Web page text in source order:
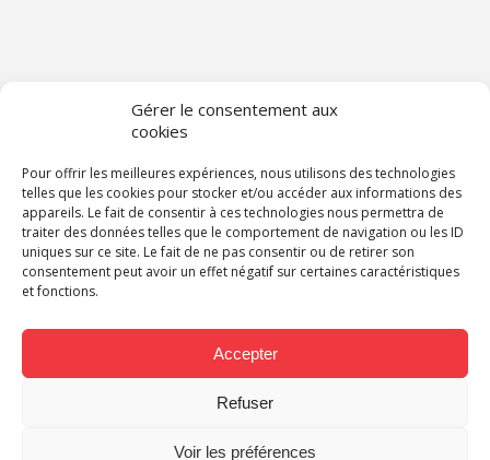
Gérer le consentement aux
cookies
Pour offrir les meilleures expériences, nous utilisons des technologies
telles que les cookies pour stocker et/ou accéder aux informations des
appareils. Le fait de consentir à ces technologies nous permettra de
traiter des données telles que le comportement de navigation ou les ID
uniques sur ce site. Le fait de ne pas consentir ou de retirer son
consentement peut avoir un effet négatif sur certaines caractéristiques
et fonctions.
Accepter
Refuser
Voir les préférences